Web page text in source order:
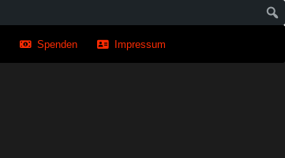
Spenden Impressum